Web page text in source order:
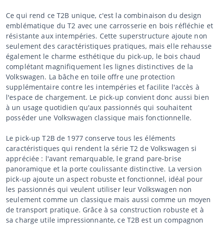
Ce qui rend ce T2B unique, c'est la combinaison du design
emblématique du T2 avec une carrosserie en bois réfléchie et
résistante aux intempéries. Cette superstructure ajoute non
seulement des caractéristiques pratiques, mais elle rehausse
également le charme esthétique du pick-up, le bois chaud
complétant magnifiquement les lignes distinctives de la
Volkswagen. La bâche en toile offre une protection
supplémentaire contre les intempéries et facilite l'accès à
l'espace de chargement. Le pick-up convient donc aussi bien
à un usage quotidien qu'aux passionnés qui souhaitent
posséder une Volkswagen classique mais fonctionnelle.
Le pick-up T2B de 1977 conserve tous les éléments
caractéristiques qui rendent la série T2 de Volkswagen si
appréciée : l'avant remarquable, le grand pare-brise
panoramique et la porte coulissante distinctive. La version
pick-up ajoute un aspect robuste et fonctionnel, idéal pour
les passionnés qui veulent utiliser leur Volkswagen non
seulement comme un classique mais aussi comme un moyen
de transport pratique. Grâce à sa construction robuste et à
sa charge utile impressionnante, ce T2B est un compagnon